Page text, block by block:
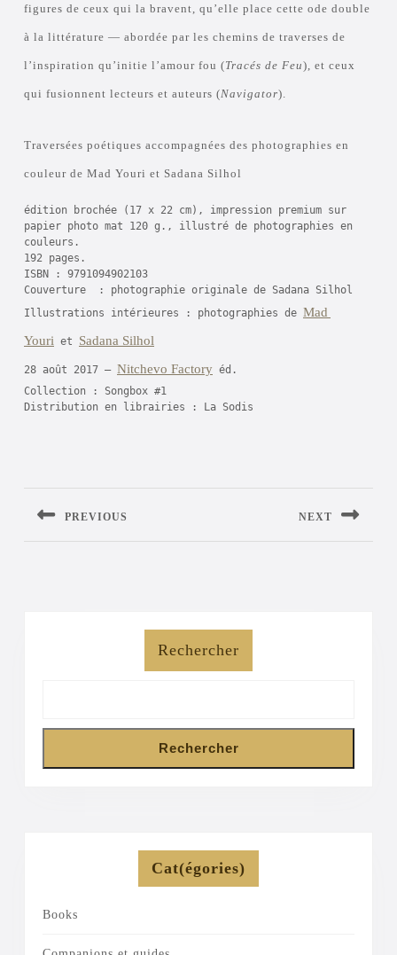
figures de ceux qui la bravent, qu’elle place cette ode double
à la littérature — abordée par les chemins de traverses de
l’inspiration qu’initie l’amour fou (Tracés de Feu), et ceux
qui fusionnent lecteurs et auteurs (Navigator).
Traversées poétiques accompagnées des photographies en
couleur de Mad Youri et Sadana Silhol
édition brochée (17 x 22 cm), impression premium sur
papier photo mat 120 g., illustré de photographies en
couleurs.
192 pages.
ISBN : 9791094902103
Couverture  : photographie originale de Sadana Silhol
Illustrations intérieures : photographies de Mad
Youri et Sadana Silhol
28 août 2017 – Nitchevo Factory éd.
Collection : Songbox #1
Distribution en librairies : La Sodis
de
l’article
PREVIOUS NEXT
Rechercher
Rechercher
Cat(égories)
Books